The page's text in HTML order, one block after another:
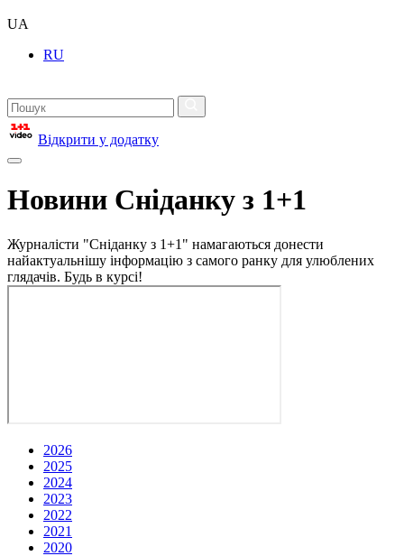
UA
RU
Відкрити у додатку
Новини Сніданку з 1+1
Журналісти "Сніданку з 1+1" намагаються донести
найактуальнішу інформацію з самого ранку для улюблених
глядачів. Будь в курсі!
2026
2025
2024
2023
2022
2021
2020